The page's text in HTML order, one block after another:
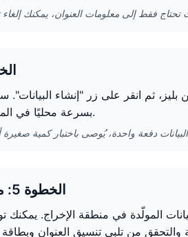
الخطوة
إنشاءها (1-100) في مولّد عناوين بليز، ثم انقر على زر
بسرعة محليًا في المتصفح دون انتظار استجابة الخادم.
الخطوة 5: معاينة والتحقق من البيانات
المولّدة في منطقة الإخراج.